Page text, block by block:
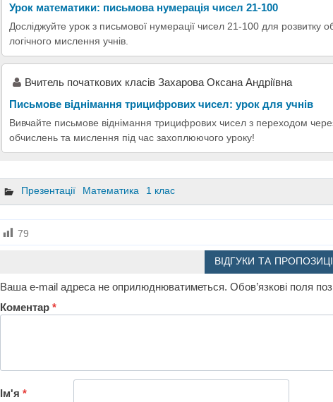
Урок математики: письмова нумерація чисел 21-100
Досліджуйте урок з письмової нумерації чисел 21-100 для розвитку
логічного мислення учнів.
Вчитель початкових класів Захарова Оксана Андріївна
Письмове віднімання трицифрових чисел: урок для учнів
Вивчайте письмове віднімання трицифрових чисел з переходом
обчислень та мислення під час захоплюючого уроку!
Презентації Математика 1 клас
79
ВІДГУКИ ТА
Ваша e-mail адреса не оприлюднюватиметься. Обов’язкові поля
Коментар *
Ім'я *